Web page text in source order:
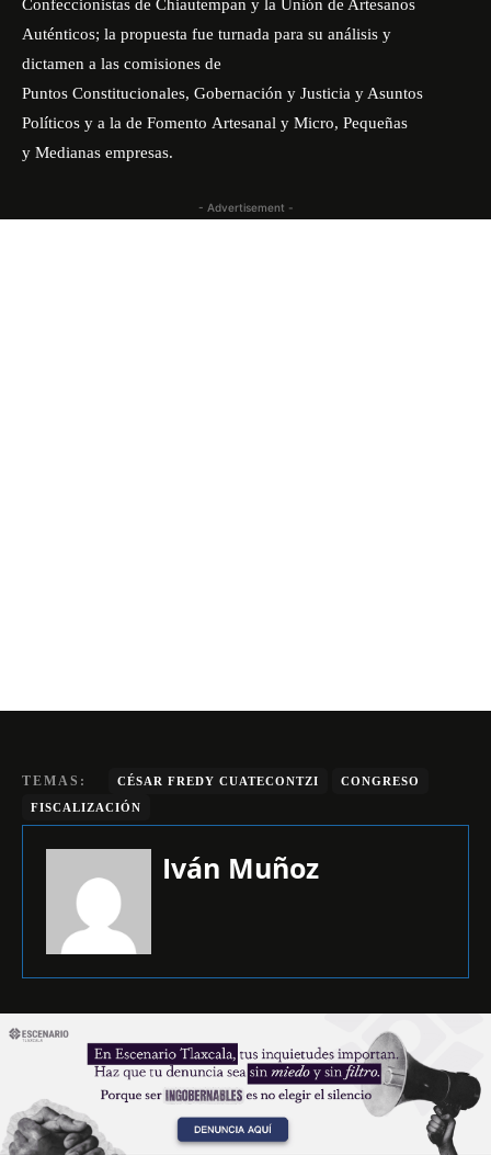
Confeccionistas de Chiautempan y la Unión de Artesanos
Auténticos; la propuesta fue turnada para su análisis y
dictamen a las comisiones de
Puntos Constitucionales, Gobernación y Justicia y Asuntos
Políticos y a la de Fomento Artesanal y Micro, Pequeñas
y Medianas empresas.
- Advertisement -
TEMAS: CÉSAR FREDY CUATECONTZI
CONGRESO
FISCALIZACIÓN
Iván Muñoz